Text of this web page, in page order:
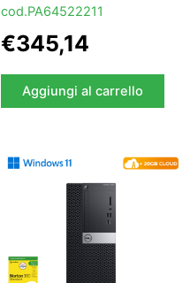
cod.PA64522211
€345,14
Aggiungi al carrello